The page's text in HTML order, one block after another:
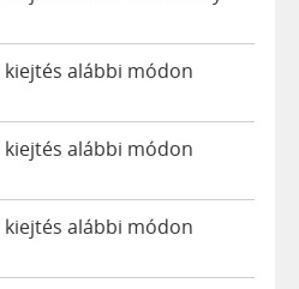
alábbi módon
alábbi módon
alábbi módon